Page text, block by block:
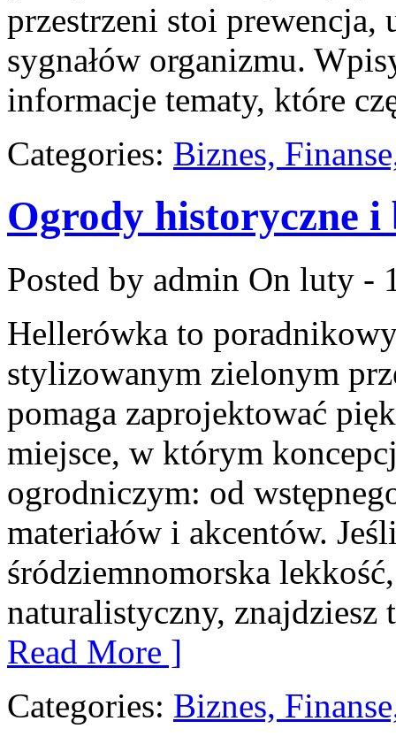
przestrzeni stoi prewencja,
sygnałów organizmu.
informacje tematy, które
Categories: Biznes,
Ogrody historyczne i
Posted by admin On luty -
Hellerówka to
stylizowanym zielonym
pomaga zaprojektować
miejsce, w którym
ogrodniczym: od
materiałów i akcentów.
śródziemnomorska
naturalistyczny, znajdziesz
Read More ]
Categories: Biznes,